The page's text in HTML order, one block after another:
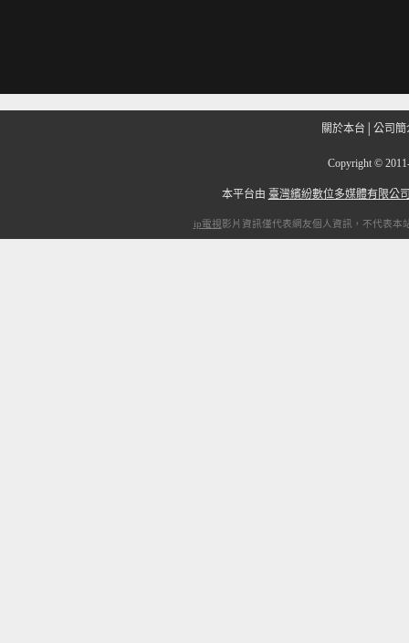
關於本台 公司簡
Copyright ©
本平台由 臺灣繽紛數位多媒體有限公
ip電視影片資訊僅代表網友個人資訊，不代表本